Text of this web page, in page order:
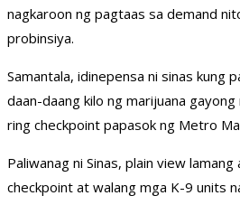
nagkaroon ng pagtaas sa demand
probinsiya.
Samantala, idinepensa ni sinas kung
daan-daang kilo ng marijuana
ring checkpoint papasok ng Metro
Paliwanag ni Sinas, plain view
checkpoint at walang mga K-9 units